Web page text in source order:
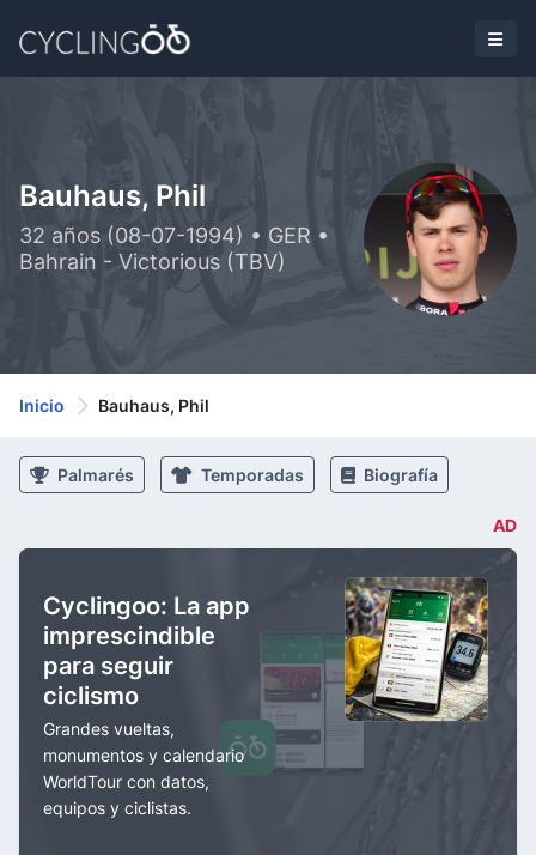
Bauhaus, Phil
32 años (08-07-1994) • GER •
Bahrain - Victorious (TBV)
Inicio Bauhaus, Phil
Palmarés Temporadas Biografía
AD
Cyclingoo: La app
imprescindible
para seguir
ciclismo
Grandes vueltas,
monumentos y calendario
WorldTour con datos,
equipos y ciclistas.